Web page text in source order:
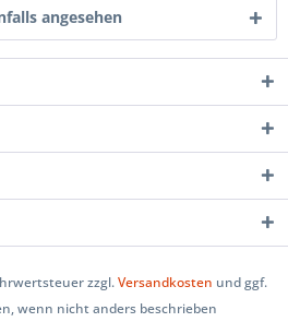
angesehen
zzgl.Versandkosten und ggf.
wenn nicht anders beschrieben